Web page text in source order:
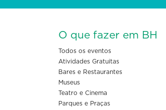
O que fazer em BH
Todos os eventos
Atividades Gratuitas
Bares e Restaurantes
Museus
Teatro e Cinema
Parques e Praças